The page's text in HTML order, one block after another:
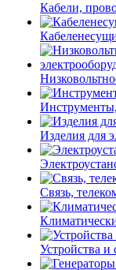
Кабели,
Изделия для
Связь,
Устройства и